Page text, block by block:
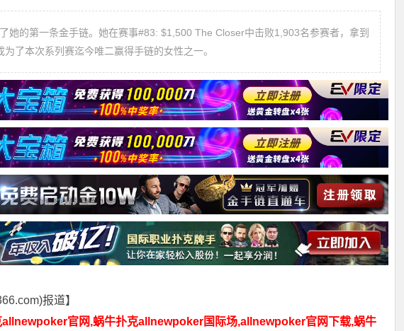
她的第一条金手链。她在赛事#83: $1,500 The Closer中击败1,903名参赛者，拿到
了本次系列赛迄今唯二赢得手链的女性之一。
报道】
官网,蜗牛扑克allnewpoker国际场,allnewpoker官网下载,蜗牛